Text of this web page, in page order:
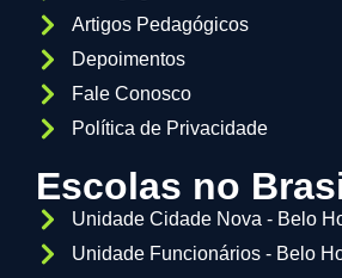
Artigos Pedagógicos
Depoimentos
Fale Conosco
Política de Privacidade
Escolas no
Unidade Cidade Nova - Belo
Unidade Funcionários - Belo